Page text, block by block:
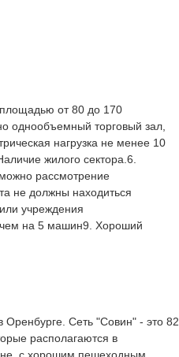
от 80 до 170
однообъемный торговый зал,
нагрузка не менее 10
жилого сектора.6.
рассмотрение
не должны находиться
учреждения
на 5 машин9. Хороший
Оренбурге. Сеть "Совин" - это 82
располагаются в